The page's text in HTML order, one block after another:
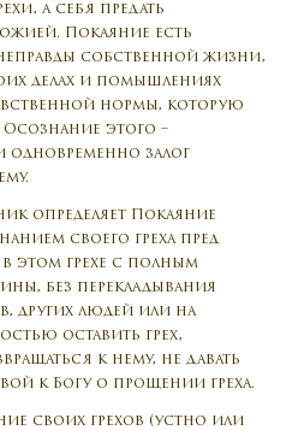
а себя предать
Покаяние есть
собственной жизни,
делах и помышлениях
нормы, которую
Осознание этого –
одновременно залог
определяет Покаяние
своего греха пред
этом грехе с полным
без перекладывания
других людей или на
оставить грех,
к нему, не давать
к Богу о прощении греха.
своих грехов (устно или